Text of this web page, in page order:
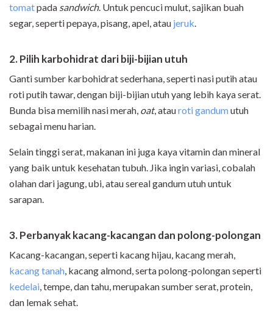
tomatpada sandwich. Untuk pencuci mulut, sajikan buah
segar, seperti pepaya, pisang, apel, atau jeruk
2. Pilih karbohidrat dari biji-bijian utuh
Ganti sumber karbohidrat sederhana, seperti nasi putih atau
roti putih tawar, dengan biji-bijian utuh yang lebih kaya serat.
Bunda bisa memilih nasi merah, oat, atauroti gandumutuh
sebagai menu harian.
Selain tinggi serat, makanan ini juga kaya vitamin dan mineral
yang baik untuk kesehatan tubuh. Jika ingin variasi, cobalah
olahan dari jagung, ubi, atau sereal gandum utuh untuk
sarapan.
3. Perbanyak kacang-kacangan dan polong-polongan
Kacang-kacangan, seperti kacang hijau, kacang merah,
kacang tanah kacang almond, serta polong-polongan seperti
kedelai , tempe, dan tahu, merupakan sumber serat, protein,
dan lemak sehat.